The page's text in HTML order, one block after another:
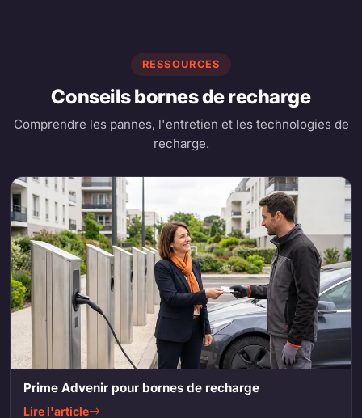
RESSOURCES
Conseils bornes de recharge
Comprendre les pannes, l'entretien et les technologies de
recharge.
Prime Advenir pour bornes de recharge
Lire l'article